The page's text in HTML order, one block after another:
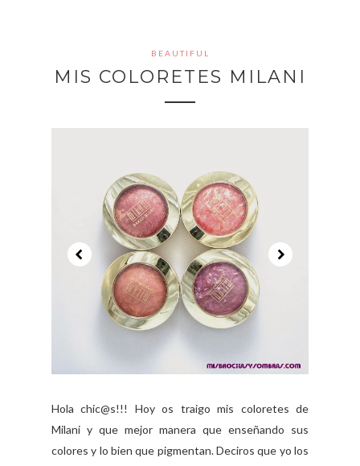
BEAUTIFUL
MIS COLORETES MILANI
Hola chic@s!!! Hoy os traigo mis coloretes de
Milani y que mejor manera que enseñando sus
colores y lo bien que pigmentan. Deciros que yo los